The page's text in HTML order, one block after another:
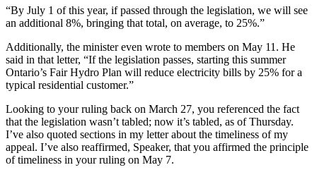
“By July 1 of this year, if passed through the legislation, we will see
an additional 8%, bringing that total, on average, to 25%.”
Additionally, the minister even wrote to members on May 11. He
said in that letter, “If the legislation passes, starting this summer
Ontario’s Fair Hydro Plan will reduce electricity bills by 25% for a
typical residential customer.”
Looking to your ruling back on March 27, you referenced the fact
that the legislation wasn’t tabled; now it’s tabled, as of Thursday.
I’ve also quoted sections in my letter about the timeliness of my
appeal. I’ve also reaffirmed, Speaker, that you affirmed the principle
of timeliness in your ruling on May 7.